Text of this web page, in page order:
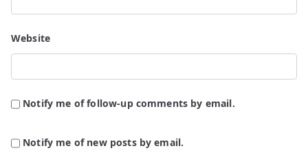
Website
Notify me of follow-up comments by email.
Notify me of new posts by email.